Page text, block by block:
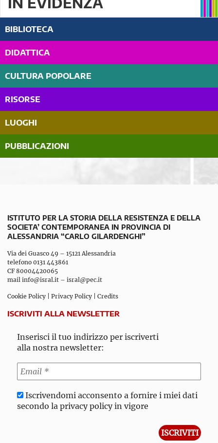
BIBLIOTECA
DIDATTICA
CULTURA POPOLARE
RISORSE
LUOGHI
PUBBLICAZIONI
ISTITUTO PER LA STORIA DELLA RESISTENZA E DELLA
SOCIETA’ CONTEMPORANEA IN PROVINCIA DI
ALESSANDRIA “CARLO GILARDENGHI”
Via dei Guasco 49 – 15121 Alessandria
telefono 0131 443861
CF 80004420065
mail info@isral.it – isral@pec.it
Cookie Policy Privacy Policy Credits
ISCRIVITI ALLA NEWSLETTER
Inserisci il tuo indirizzo per iscriverti
alla nostra newsletter:
Iscrivendomi acconsento a fornire i miei dati
secondo la privacy policy in vigore